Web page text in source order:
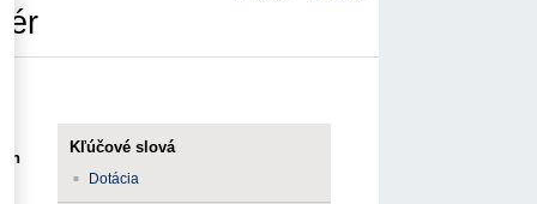
Kľúčové slová
Dotácia